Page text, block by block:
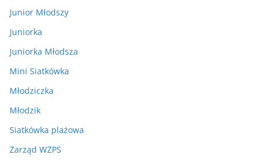
Junior Młodszy
Juniorka
Juniorka Młodsza
Mini Siatkówka
Młodziczka
Młodzik
Siatkówka plażowa
Zarząd WZPS